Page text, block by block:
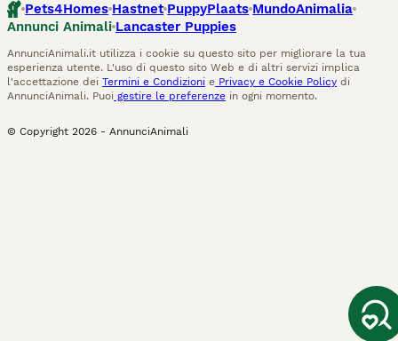
Pets4Homes Hastnet PuppyPlaats MundoAnimalia
Annunci Animali Lancaster Puppies
AnnunciAnimali.it utilizza i cookie su questo sito per migliorare la tua
esperienza utente. L'uso di questo sito Web e di altri servizi implica
l'accettazione dei Termini e Condizioni e Privacy e Cookie Policy di
AnnunciAnimali. Puoi gestire le preferenze in ogni momento.
© Copyright 2026 - AnnunciAnimali